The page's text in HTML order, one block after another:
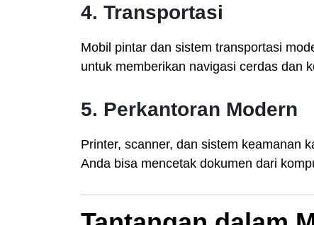
4. Transportasi
Mobil pintar dan sistem transportasi
untuk memberikan navigasi cerdas dan
5. Perkantoran Modern
Printer, scanner, dan sistem keamanan
Anda bisa mencetak dokumen dari